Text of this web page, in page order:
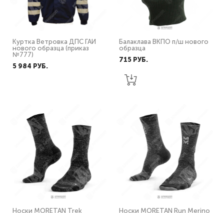
Куртка Ветровка ДПС ГАИ
нового образца (приказ
№777)
5 984 PУБ.
Балаклава ВКПО п/ш нового
образца
715 PУБ.
Носки MORETAN Trek
Носки MORETAN Run Merino